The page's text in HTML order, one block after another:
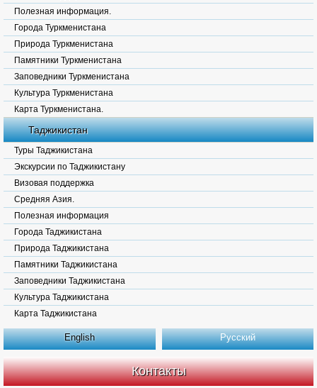
Полезная информация.
Города Туркменистана
Природа Туркменистана
Памятники Туркменистана
Заповедники Туркменистана
Культура Туркменистана
Карта Туркменистана.
Таджикистан
Туры Таджикистана
Экскурсии по Таджикистану
Визовая поддержка
Средняя Азия.
Полезная информация
Города Таджикистана
Природа Таджикистана
Памятники Таджикистана
Заповедники Таджикистана
Культура Таджикистана
Карта Таджикистана
English Русский
Контакты